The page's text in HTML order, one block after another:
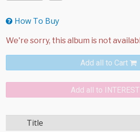
How To Buy
Add all to Cart
Add all to INTEREST
Title